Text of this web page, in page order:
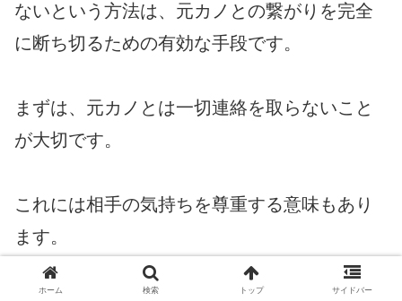
ないという方法は、元カノとの繋がりを完全
に断ち切るための有効な手段です。
まずは、元カノとは一切連絡を取らないこと
が大切です。
これには相手の気持ちを尊重する意味もあり
ます。
ホーム 検索 トップ サイドバー